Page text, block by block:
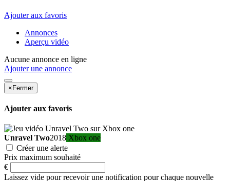
Ajouter aux favoris
Annonces
Aperçu vidéo
Aucune annonce en ligne
Ajouter une annonce
× Fermer
Ajouter aux favoris
Unravel Two2018 Xbox one
Créer une alerte
Prix maximum souhaité
€
Laissez vide pour recevoir une notification pour chaque nouvelle